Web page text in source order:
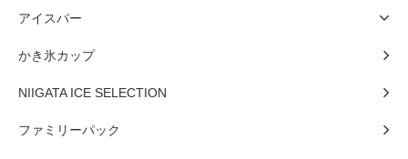
アイスバー
かき氷カップ
NIIGATA ICE SELECTION
ファミリーパック